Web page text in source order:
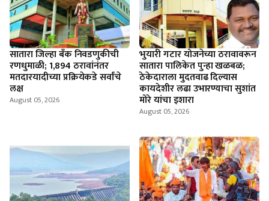
सातारा जिल्हा बँक निवडणुकीची
रणधुमाळी; 1,894 ठरावांनंतर
मतदारयादीच्या प्रक्रियेकडे सर्वांचे
लक्ष
August 05, 2026
भुयारी गटार योजनेच्या ठरावावरून
सातारा पालिकेत पुन्हा खळबळ;
ठेकेदाराला मुदतवाढ दिल्यास
कायदेशीर लढा उभारण्याचा सुशांत
मोरे यांचा इशारा
August 05, 2026